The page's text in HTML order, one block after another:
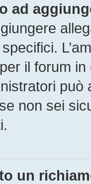
ad
il forum
può
non sei
un